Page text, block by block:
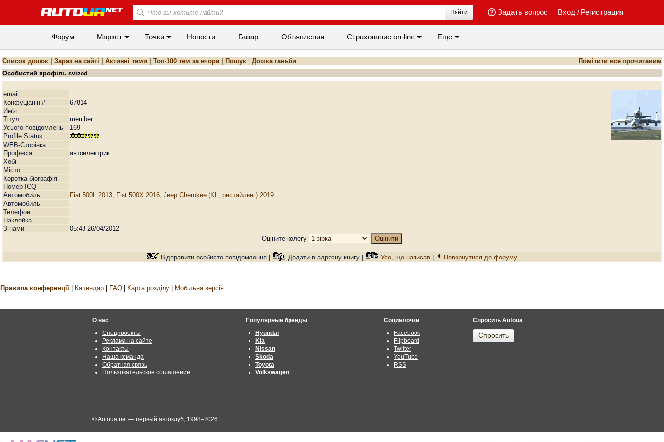
Вход / Регистрация
Задать вопрос
Найти
Форум Маркет Точки Новости Базар Объявления Cтрахование on-line Еще
Список дошок Зараз на сайті Активні теми Топ-100 тем за вчора| Пошук Дошка ганьби
Помітити все прочитаним
Особистий профіль svized
email
Конфуціанін #
67814
Им'я
Тiтул
member
Усього повідомлень
169
Profile Status
WEB-Сторiнка
Професія
автоелектрик
Хобі
Мiсто
Коротка біографія
Номер ICQ
Автомобиль
Fiat 500L 2013, Fiat 500X 2016, Jeep Cherokee (KL, рестайлинг) 2019
Автомобиль
Телефон
Наклейка
З нами
05:48 26/04/2012
Оціните колегу
Відправити особисте повідомлення | Додати в адресну книгу | Усе, що написав Повернутися до форуму
Правила конференції Календар FAQ Карта розділу Мобільна версія
О нас
Спецпроекты
Реклама на сайте
Контакты
Наша команда
Обратная связь
Пользовательское соглашение
Популярные бренды
Hyundai
Kia
Nissan
Skoda
Toyota
Volkswagen
Социалочки
Facebook
Flipboard
Twitter
YouTube
RSS
Спросить Autoua
Спросить
© Autoua.net — первый автоклуб, 1998–2026.